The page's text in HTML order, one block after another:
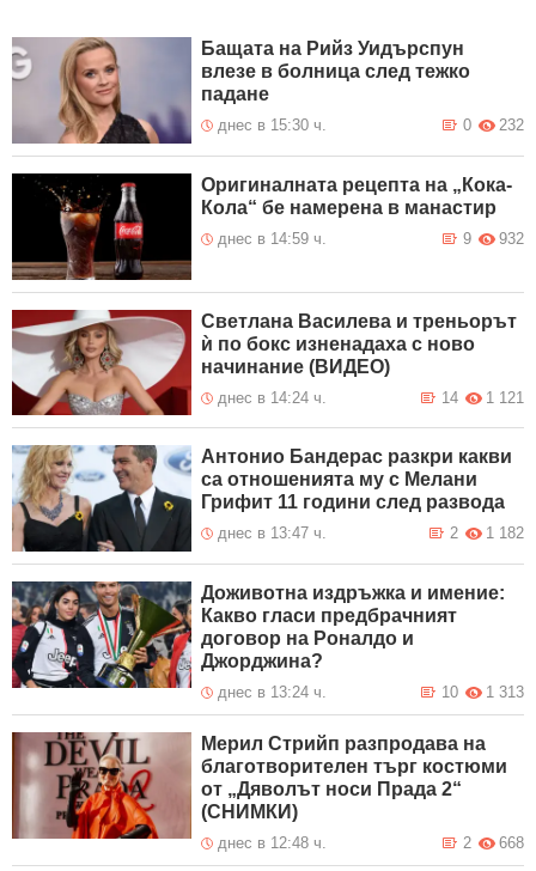
Бащата на Рийз Уидърспун
влезе в болница след тежко
падане
днес в 15:30 ч. 232
0
Оригиналната рецепта на „Кока-
Кола“ бе намерена в манастир
днес в 14:59 ч. 932
9
Светлана Василева и треньорът
ѝ по бокс изненадаха с ново
начинание (ВИДЕО)
днес в 14:24 ч. 1 121
14
Антонио Бандерас разкри какви
са отношенията му с Мелани
Грифит 11 години след развода
днес в 13:47 ч. 1 182
2
Доживотна издръжка и имение:
Какво гласи предбрачният
договор на Роналдо и
Джорджина?
днес в 13:24 ч. 1 313
10
Мерил Стрийп разпродава на
благотворителен търг костюми
от „Дяволът носи Прада 2“
(СНИМКИ)
днес в 12:48 ч. 668
2